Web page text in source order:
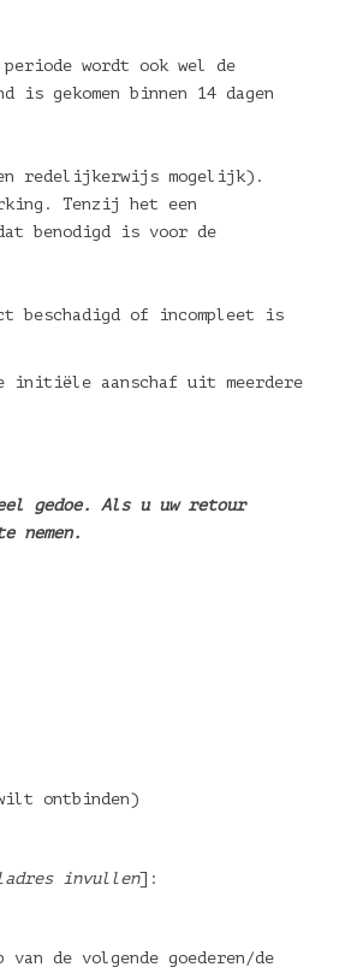
wordt ook wel de
gekomen binnen 14 dagen
redelijkerwijs mogelijk).
Tenzij het een
benodigd is voor de
beschadigd of incompleet is
initiële aanschaf uit meerdere
gedoe. Als u uw retour
nemen.
ontbinden)
invullen]:
de volgende goederen/de